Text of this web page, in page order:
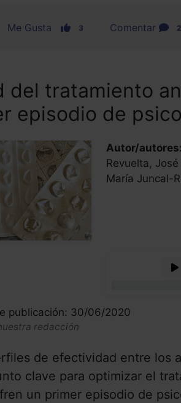
Me Gusta 3 Comentar 2
del tratamiento
episodio de
Autor/autores:
Revuelta,
María Juncal-
publicación: 30/06/2020
redacción
de efectividad entre los
clave para optimizar el
un primer episodio de